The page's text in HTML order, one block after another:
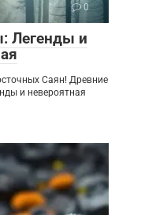
0
Легенды и
Саян! Древние
и невероятная